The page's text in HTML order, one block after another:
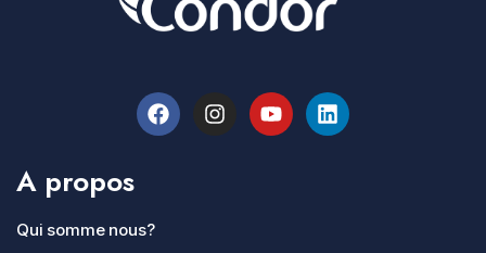
A propos
Qui somme nous?